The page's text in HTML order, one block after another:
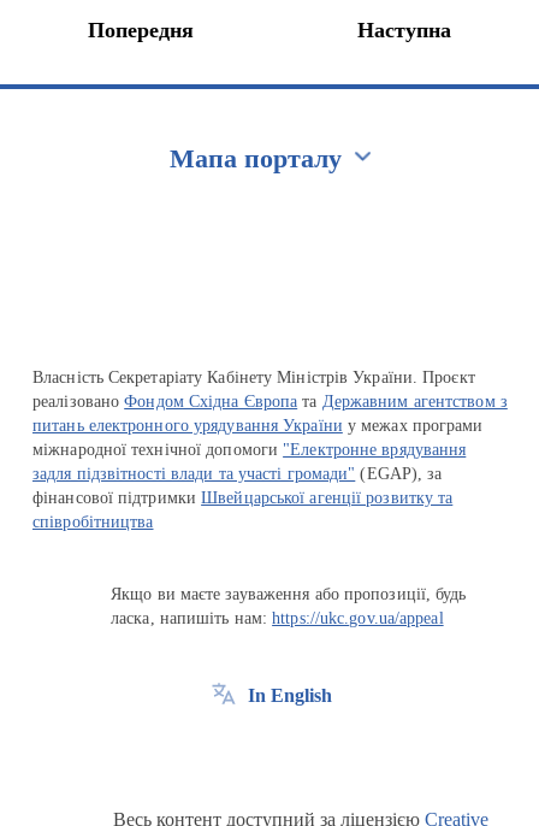
Попередня Наступна
Мапа порталу
Власність Секретаріату Кабінету Міністрів України. Проєкт
реалізованоФондом Східна Європа та Державним агентством з
питань електронного урядування України у межах програми
міжнародної технічної допомоги "Електронне врядування
задля підзвітності влади та участі громади" (EGAP), за
фінансової підтримкиШвейцарської агенції розвитку та
співробітництва
Якщо ви маєте зауваження або пропозиції, будь
ласка, напишіть нам:https://ukc.gov.ua/appeal
In English
Весь контент доступний за ліцензією Creative